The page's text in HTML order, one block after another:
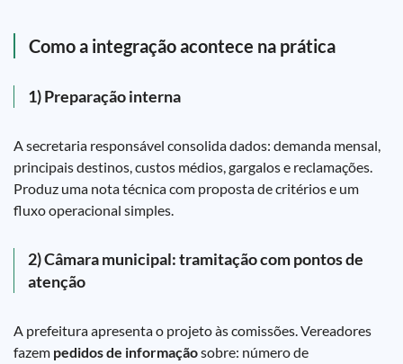
Como a integração acontece na prática
1) Preparação interna
A secretaria responsável consolida dados: demanda mensal,
principais destinos, custos médios, gargalos e reclamações.
Produz uma nota técnica com proposta de critérios e um
fluxo operacional simples.
2) Câmara municipal: tramitação com pontos de
atenção
A prefeitura apresenta o projeto às comissões. Vereadores
fazem pedidos de informaçãosobre: número de